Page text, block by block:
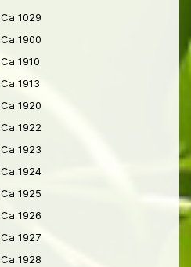
Ca 1029
Ca 1900
Ca 1910
Ca 1913
Ca 1920
Ca 1922
Ca 1923
Ca 1924
Ca 1925
Ca 1926
Ca 1927
Ca 1928